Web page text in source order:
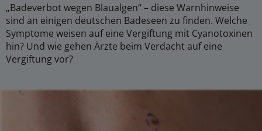
„Badeverbot wegen Blaualgen“ – diese Warnhinweise
sind an einigen deutschen Badeseen zu finden. Welche
Symptome weisen auf eine Vergiftung mit Cyanotoxinen
hin? Und wie gehen Ärzte beim Verdacht auf eine
Vergiftung vor?